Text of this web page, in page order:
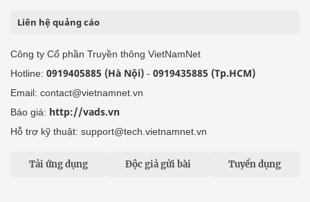
Liên hệ quảng cáo
Công ty Cổ phần Truyền thông VietNamNet
Hotline: 0919405885 (Hà Nội) - 0919435885 (Tp.HCM)
Email: contact@vietnamnet.vn
Báo giá: http://vads.vn
Hỗ trợ kỹ thuật: support@tech.vietnamnet.vn
Tải ứng dụng Độc giả gửi bài Tuyển dụng